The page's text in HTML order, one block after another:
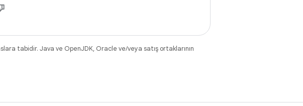
tabidir. Java ve OpenJDK, Oracle ve/veya satış ortaklarının